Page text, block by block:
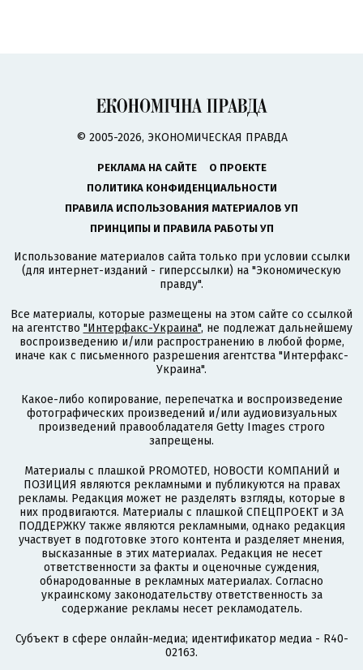
© 2005-2026, ЭКОНОМИЧЕСКАЯ ПРАВДА
РЕКЛАМА НА САЙТЕ
О ПРОЕКТЕ
ПОЛИТИКА КОНФИДЕНЦИАЛЬНОСТИ
ПРАВИЛА ИСПОЛЬЗОВАНИЯ МАТЕРИАЛОВ УП
ПРИНЦИПЫ И ПРАВИЛА РАБОТЫ УП
Использование материалов сайта только при условии ссылки
(для интернет-изданий - гиперссылки) на "Экономическую
правду".
Все материалы, которые размещены на этом сайте со ссылкой
на агентство "Интерфакс-Украина", не подлежат дальнейшему
воспроизведению и/или распространению в любой форме,
иначе как с письменного разрешения агентства "Интерфакс-
Украина".
Какое-либо копирование, перепечатка и воспроизведение
фотографических произведений и/или аудиовизуальных
произведений правообладателя Getty Images строго
запрещены.
Материалы с плашкой PROMOTED, НОВОСТИ КОМПАНИЙ и
ПОЗИЦИЯ являются рекламными и публикуются на правах
рекламы. Редакция может не разделять взгляды, которые в
них продвигаются. Материалы с плашкой СПЕЦПРОЕКТ и ЗА
ПОДДЕРЖКУ также являются рекламными, однако редакция
участвует в подготовке этого контента и разделяет мнения,
высказанные в этих материалах. Редакция не несет
ответственности за факты и оценочные суждения,
обнародованные в рекламных материалах. Согласно
украинскому законодательству ответственность за
содержание рекламы несет рекламодатель.
Субъект в сфере онлайн-медиа; идентификатор медиа - R40-
02163.